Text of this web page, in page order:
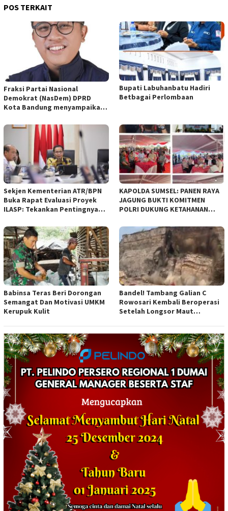
POS TERKAIT
Fraksi Partai Nasional
Demokrat (NasDem) DPRD
Kota Bandung menyampaikan
empat Rancangan Peraturan
Daerah (Raperda) yang
diajukan Pemerintah Kota
Bandung
Bupati Labuhanbatu Hadiri
Betbagai Perlombaan
Sekjen Kementerian ATR/BPN
Buka Rapat Evaluasi Proyek
ILASP: Tekankan Pentingnya
Anggaran
KAPOLDA SUMSEL: PANEN RAYA
JAGUNG BUKTI KOMITMEN
POLRI DUKUNG KETAHANAN
Babinsa Teras Beri Dorongan
Semangat Dan Motivasi UMKM
Kerupuk Kulit
Bandel! Tambang Galian C
Rowosari Kembali Beroperasi
Setelah Longsor Maut